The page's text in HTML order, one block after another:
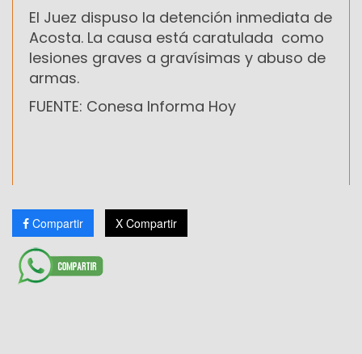
El Juez dispuso la detención inmediata de
Acosta. La causa está caratulada como
lesiones graves a gravísimas y abuso de
armas.
FUENTE: Conesa Informa Hoy
Compartir X Compartir